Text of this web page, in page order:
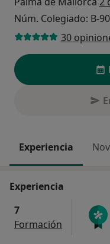
Núm. Colegiado: B-
30
Experiencia
Experiencia
7
Formación